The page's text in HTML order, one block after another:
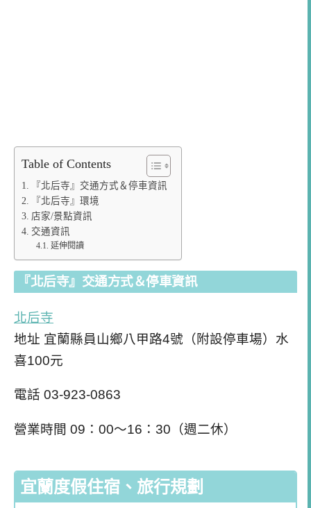
Table of Contents
『北后寺』交通方式＆停車資訊
『北后寺』環境
店家/景點資訊
交通資訊
延伸閱讀
『北后寺』交通方式＆停車資訊
北后寺
地址 宜蘭縣員山鄉八甲路4號（附設停車場）水
喜100元
電話 03-923-0863
營業時間 09：00～16：30（週二休）
宜蘭度假住宿、旅行規劃